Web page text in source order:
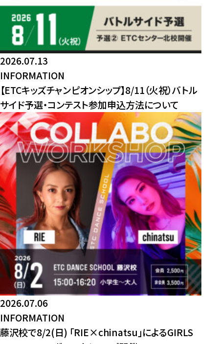
2026.07.13
INFORMATION
【ETCキッズチャンピオンシップ】8/11（火祝）バトル
サイド予選・コンテスト参加申込方法について
2026.07.06
INFORMATION
藤沢校で8/2(日) 「RIE×chinatsu」によるGIRLS